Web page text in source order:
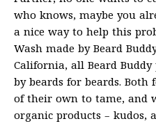
who knows, maybe you
a nice way to help this
Wash made by Beard
California, all Beard
by beards for beards. Both
of their own to tame, and
organic products – kudos,